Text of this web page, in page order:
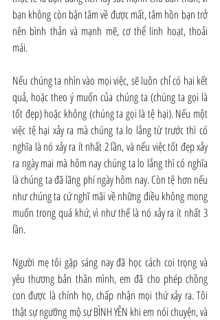
bạn không còn bận tâm về được mất, tâm hồn bạn trở
nên bình thản và mạnh mẽ, cơ thể linh hoạt, thoải
mái.
Nếu chúng ta nhìn vào mọi việc, sẽ luôn chỉ có hai kết
quả, hoặc theo ý muốn của chúng ta (chúng ta gọi là
tốt đẹp) hoặc không (chúng ta gọi là tệ hại). Nếu một
việc tệ hại xảy ra mà chúng ta lo lắng từ trước thì có
nghĩa là nó xảy ra ít nhất 2 lần, và nếu việc tốt đẹp xảy
ra ngày mai mà hôm nay chúng ta lo lắng thì có nghĩa
là chúng ta đã lãng phí ngày hôm nay. Còn tệ hơn nếu
như chúng ta cứ nghĩ mãi về những điều không mong
muốn trong quá khứ, vì như thế là nó xảy ra ít nhất 3
lần.
Người mẹ tôi gặp sáng nay đã học cách coi trọng và
yêu thương bản thân mình, em đã cho phép chồng
con được là chính họ, chấp nhận mọi thứ xảy ra. Tôi
thật sự ngưỡng mộ sự BÌNH YÊN khi em nói chuyện, và